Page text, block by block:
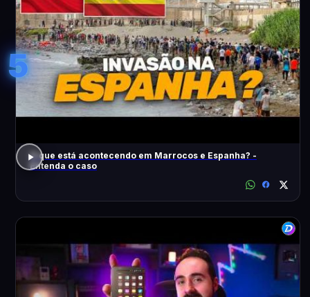
5
O que está acontecendo em Marrocos e Espanha? -
Entenda o caso